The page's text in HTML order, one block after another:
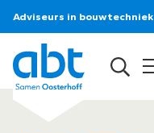
Adviseurs in bouwtechniek